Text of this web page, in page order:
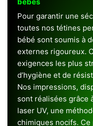
Pour garantir une
toutes nos tétines
bébé sont soumis à
externes rigoureux.
exigences les plus
d’hygiène et de
Nos impressions,
sont réalisées grâce
laser UV, une
chimiques nocifs.